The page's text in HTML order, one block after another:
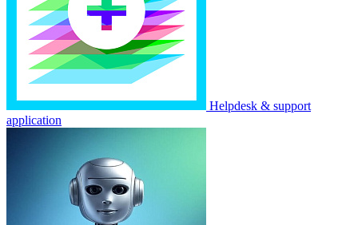
Helpdesk & support
application